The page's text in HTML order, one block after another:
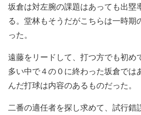
坂倉は対左腕の課題はあっても出塁
る。堂林もそうだがこちらは一時期
った。
遠藤をリードして、打つ方でも初め
多い中で４の０に終わった坂倉では
んだ打球は内容のあるものだった。
二番の適任者を探し求めて、試行錯